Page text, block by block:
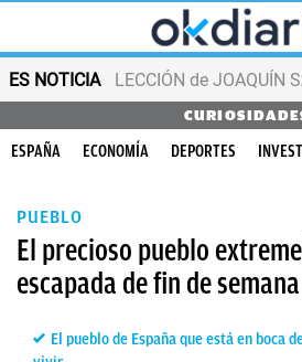
ES NOTICIA LECCIÓN de JOAQUÍN
ESPAÑA ECONOMÍA DEPORTES
PUEBLO
El precioso pueblo
escapada de fin de
El pueblo de España que está en boca